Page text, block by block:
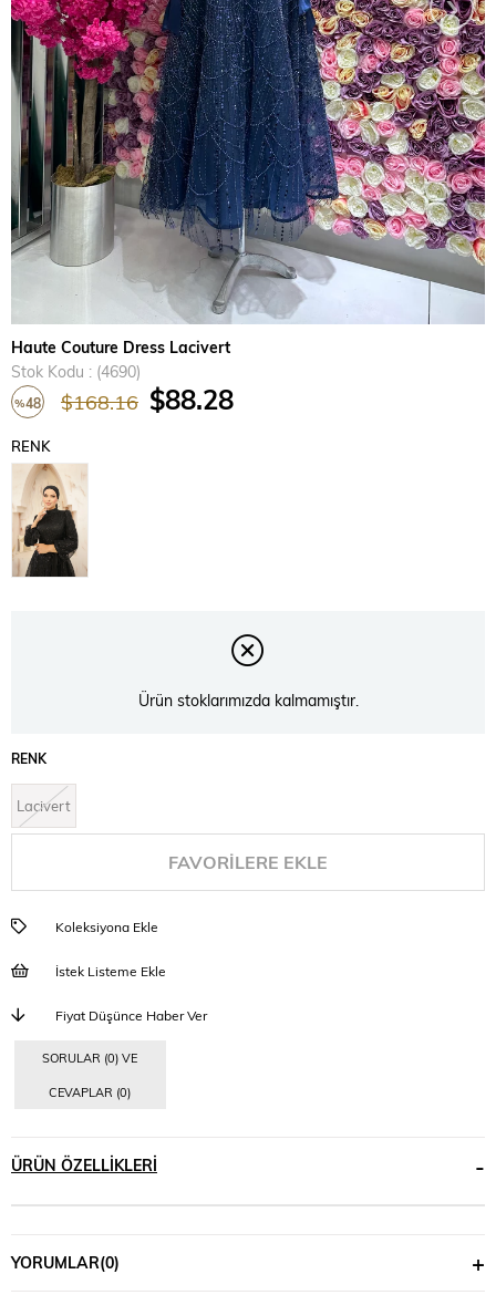
Haute Couture Dress Lacivert
Stok Kodu
(4690)
%48 $168.16 $88.28
RENK
Ürün stoklarımızda kalmamıştır.
RENK
Lacivert
FAVORILERE EKLE
Koleksiyona Ekle
İstek Listeme Ekle
Fiyat Düşünce Haber Ver
SORULAR (0) VE
CEVAPLAR (0)
ÜRÜN ÖZELLIKLERI
YORUMLAR(0)